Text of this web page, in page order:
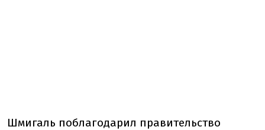
Шмигаль поблагодарил правительство